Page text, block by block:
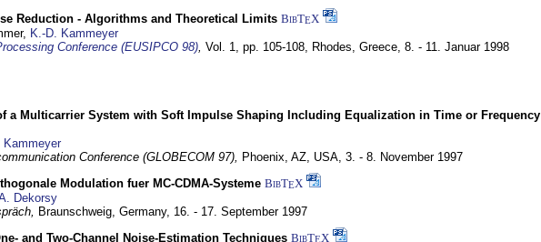
Reduction - Algorithms and Theoretical Limits BibTEX
K.-D. Kammeyer
Conference (EUSIPCO 98), Vol. 1, pp. 105-108, Rhodes, Greece, 8. - 11. Januar 1998
a Multicarrier System with Soft Impulse Shaping Including Equalization in Time or Frequency
Kammeyer
Conference (GLOBECOM 97), Phoenix, AZ, USA, 3. - 8. November 1997
Modulation fuer MC-CDMA-Systeme BibTEX
Dekorsy
Braunschweig, Germany, 16. - 17. September 1997
and Two-Channel Noise-Estimation Techniques BibTEX